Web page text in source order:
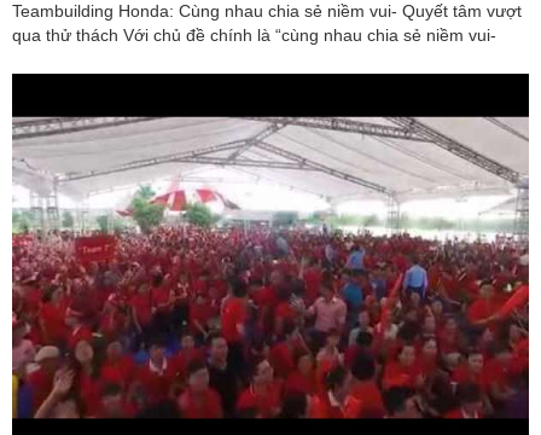
Teambuilding Honda: Cùng nhau chia sẻ niềm vui- Quyết tâm vượt
qua thử thách Với chủ đề chính là “cùng nhau chia sẻ niềm vui-